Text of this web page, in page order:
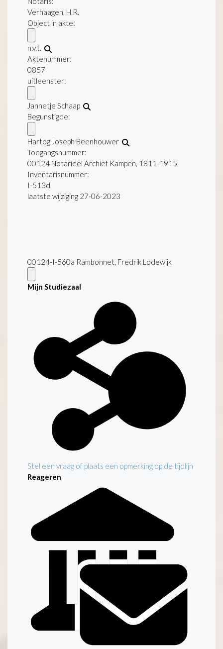
Verhaagen, H.R.
Object in akte:
n.v.t.
Aktenummer:
0857
uitleenster:
Jannetje Schaap
Begunstigde:
Hartog Joseph Beenhouwer
Toegangsnummer:
00124 Notarieel Archief Kampen, 1811-1915
Inventarisnummer:
I-513d
laatste wijziging 27-06-2023
00124-I-560a Rambonnet, Fredrik Lodewijk
Mijn Studiezaal
Stel een vraag of plaats een opmerking op de tijdlijn
Reageren